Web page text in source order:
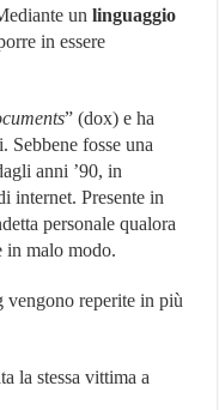
unlinguaggio
in essere
” (dox) e ha
Sebbene fosse una
anni ’90, in
internet. Presente in
personale qualora
in malo modo.
reperite in più
la stessa vittima a